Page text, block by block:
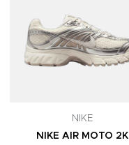
NIKE
NIKE AIR MOTO 2K